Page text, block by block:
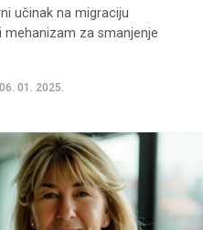
učinak na migraciju
za smanjenje
06. 01. 2025.